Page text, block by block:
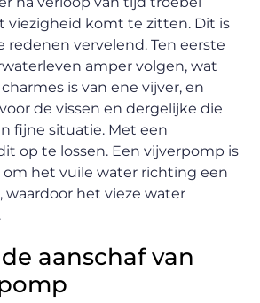
viezigheid komt te zitten. Dit is
redenen vervelend. Ten eerste
amper volgen, wat
is van ene vijver, en
de vissen en dergelijke die
fijne situatie. Met een
op te lossen. Een vijverpomp is
het vuile water richting een
het vieze water
aanschaf van